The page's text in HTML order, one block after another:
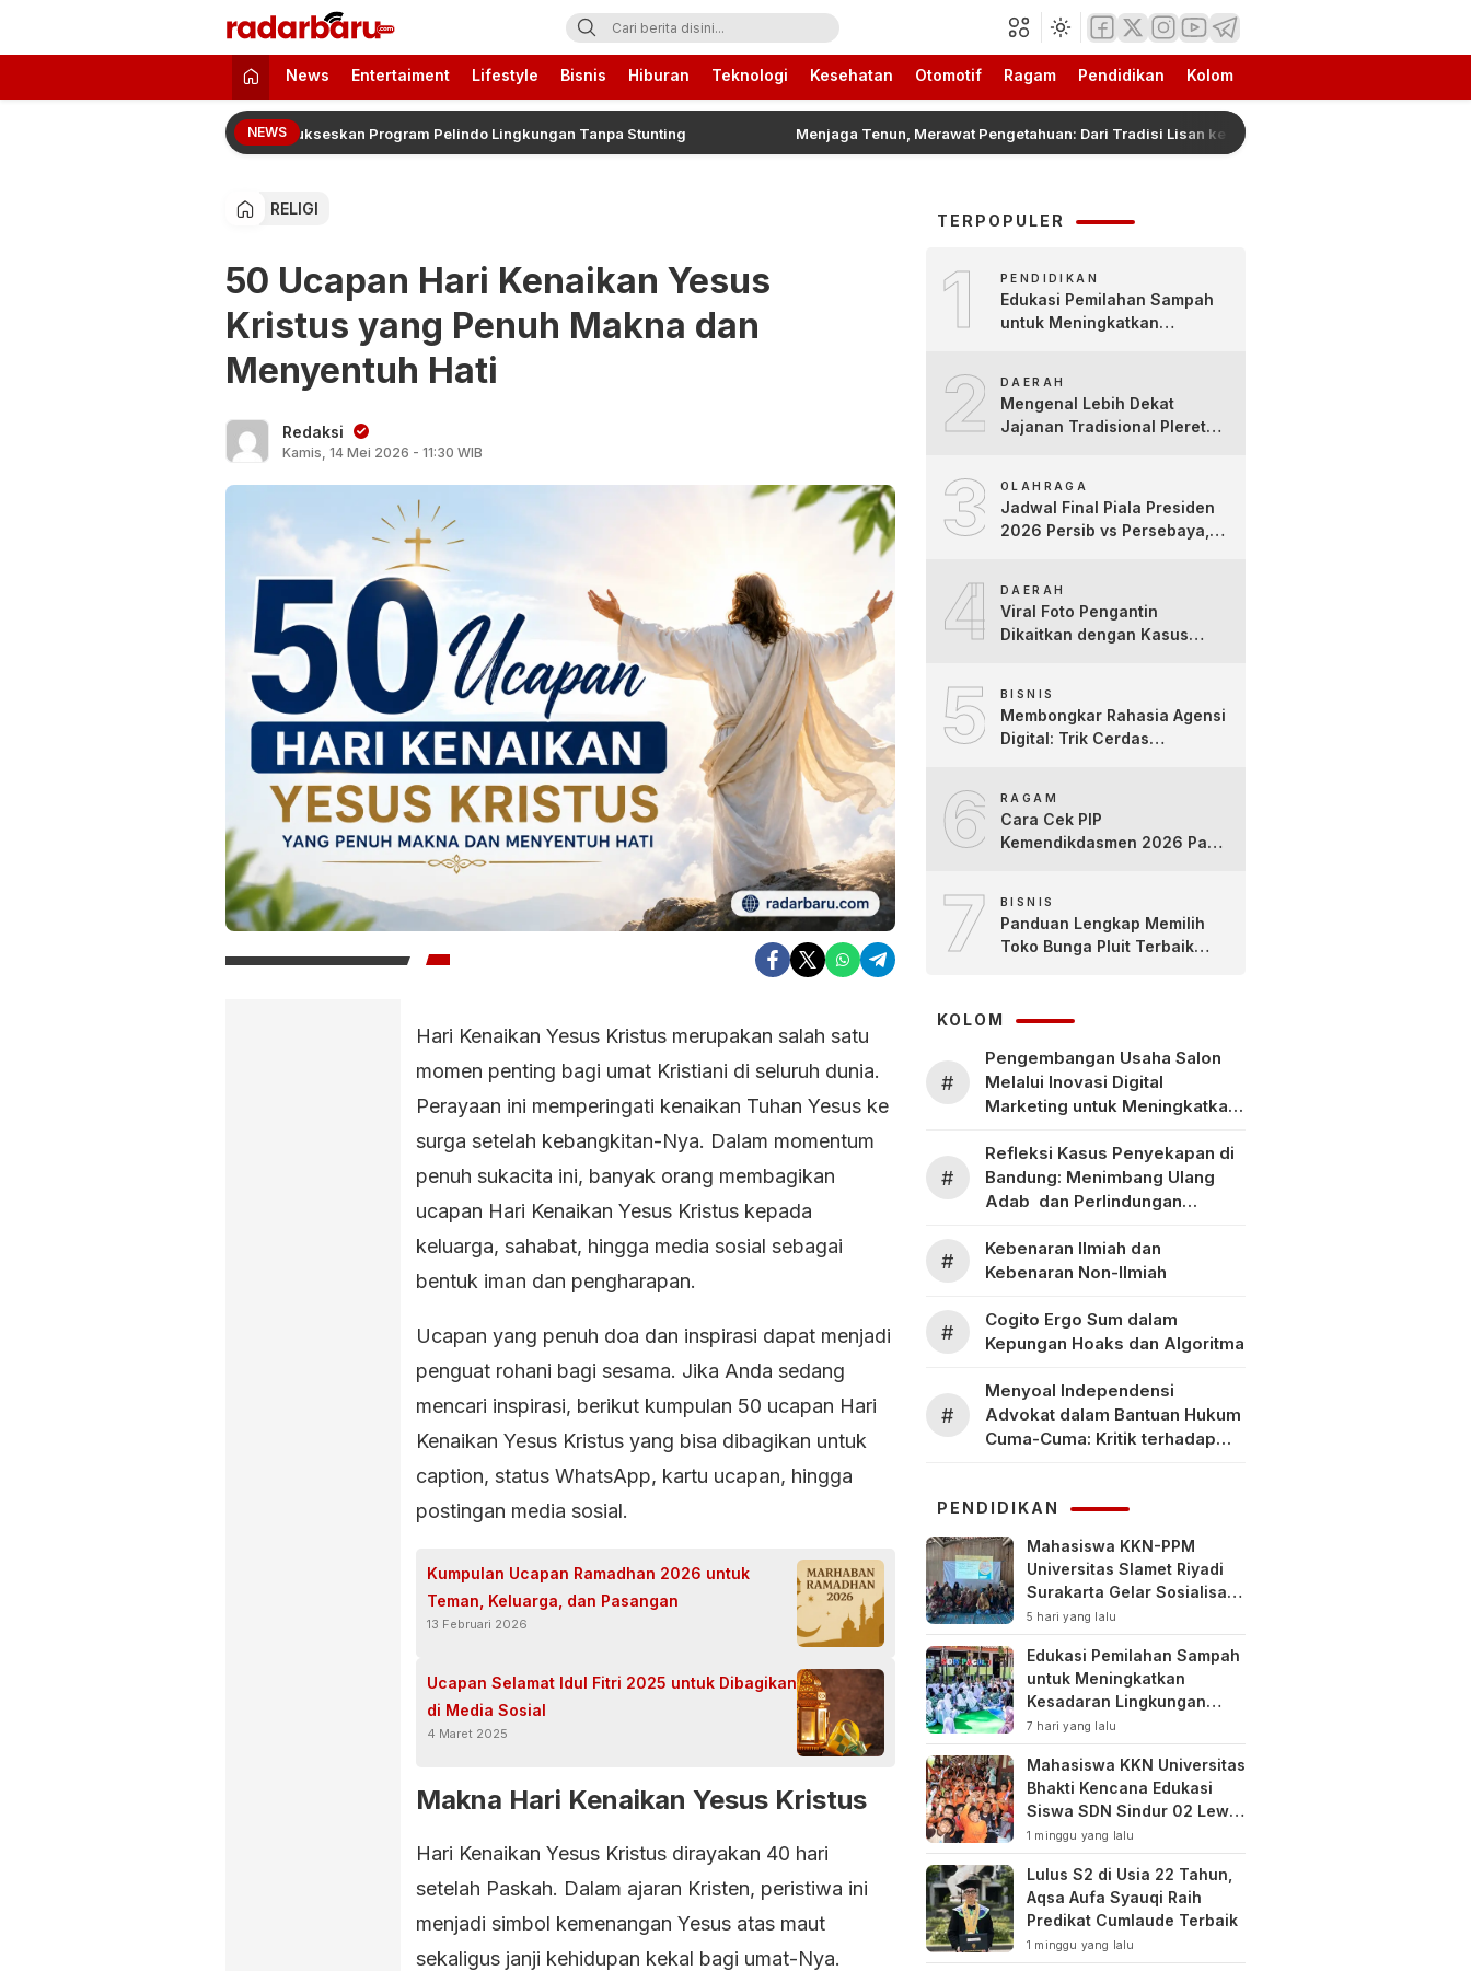
radarbaru.com
Informasi Berita Terbaru dan Terkini Hari Ini
News Entertaiment Lifestyle Bisnis Hiburan Teknologi Kesehatan Otomotif Ragam Pendidikan Kolom
NEWS
100 Penerima Manfaat PT MMI Sukseskan Program Pelindo Lingkungan Tanpa Stunting Menjaga Tenun, Merawat Pengetahuan: Dari Tradisi Lisan ke Ruang Belajar Digital
RELIGI
50 Ucapan Hari Kenaikan Yesus
Kristus yang Penuh Makna dan
Menyentuh Hati
Redaksi
Kamis, 14 Mei 2026 - 11:30 WIB
Hari Kenaikan Yesus Kristus merupakan salah satu
momen penting bagi umat Kristiani di seluruh dunia.
Perayaan ini memperingati kenaikan Tuhan Yesus ke
surga setelah kebangkitan-Nya. Dalam momentum
penuh sukacita ini, banyak orang membagikan
ucapan Hari Kenaikan Yesus Kristus kepada
keluarga, sahabat, hingga media sosial sebagai
bentuk iman dan pengharapan.
Ucapan yang penuh doa dan inspirasi dapat menjadi
penguat rohani bagi sesama. Jika Anda sedang
mencari inspirasi, berikut kumpulan 50 ucapan Hari
Kenaikan Yesus Kristus yang bisa dibagikan untuk
caption, status WhatsApp, kartu ucapan, hingga
postingan media sosial.
Kumpulan Ucapan Ramadhan 2026 untuk
Teman, Keluarga, dan Pasangan
13 Februari 2026
Ucapan Selamat Idul Fitri 2025 untuk Dibagikan
di Media Sosial
4 Maret 2025
Makna Hari Kenaikan Yesus Kristus
Hari Kenaikan Yesus Kristus dirayakan 40 hari
setelah Paskah. Dalam ajaran Kristen, peristiwa ini
menjadi simbol kemenangan Yesus atas maut
sekaligus janji kehidupan kekal bagi umat-Nya.
TERPOPULER
1 PENDIDIKAN
Edukasi Pemilahan Sampah
untuk Meningkatkan
Kartini
2 DAERAH
Mengenal Lebih Dekat
Jajanan Tradisional Pleret
3 OLAHRAGA
Jadwal Final Piala Presiden
2026 Persib vs Persebaya,
4 DAERAH
Viral Foto Pengantin
Dikaitkan dengan Kasus
5 BISNIS
Membongkar Rahasia Agensi
Digital: Trik Cerdas
6 RAGAM
Cara Cek PIP
Kemendikdasmen 2026 Pakai
7 BISNIS
Panduan Lengkap Memilih
Toko Bunga Pluit Terbaik
KOLOM
#
Pengembangan Usaha Salon
Melalui Inovasi Digital
Marketing untuk Meningkatkan
Salon Mitra, Selong Lombok
Timur
#
Refleksi Kasus Penyekapan di
Bandung: Menimbang Ulang
Adab dan Perlindungan
#
Kebenaran Ilmiah dan
Kebenaran Non-Ilmiah
#
Cogito Ergo Sum dalam
Kepungan Hoaks dan Algoritma
#
Menyoal Independensi
Advokat dalam Bantuan Hukum
Cuma-Cuma: Kritik terhadap
PENDIDIKAN
Mahasiswa KKN-PPM
Universitas Slamet Riyadi
Surakarta Gelar Sosialisasi
Pengelolaan Keuangan
Keluarga
5 hari yang lalu
Edukasi Pemilahan Sampah
untuk Meningkatkan
Kesadaran Lingkungan
Sejak Dini di SDN Pacul 1
dan TK Kartini
7 hari yang lalu
Mahasiswa KKN Universitas
Bhakti Kencana Edukasi
Siswa SDN Sindur 02 Lewat
Program SIGERCEP
1 minggu yang lalu
Lulus S2 di Usia 22 Tahun,
Aqsa Aufa Syauqi Raih
Predikat Cumlaude Terbaik
1 minggu yang lalu